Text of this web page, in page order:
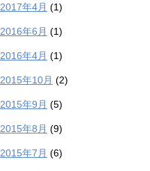
2017年4月 (1)
2016年6月 (1)
2016年4月 (1)
2015年10月 (2)
2015年9月 (5)
2015年8月 (9)
2015年7月 (6)